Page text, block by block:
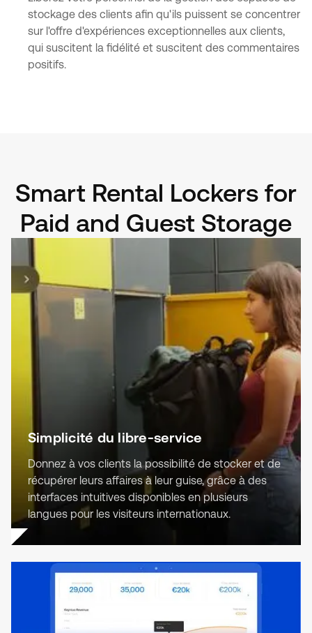
stockage des clients afin qu'ils puissent se concentrer
sur l'offre d'expériences exceptionnelles aux clients,
qui suscitent la fidélité et suscitent des commentaires
positifs.
Smart Rental Lockers for
Paid and Guest Storage
Simplicité du libre-service
Donnez à vos clients la possibilité de stocker et de
récupérer leurs affaires à leur guise, grâce à des
interfaces intuitives disponibles en plusieurs
langues pour les visiteurs internationaux.